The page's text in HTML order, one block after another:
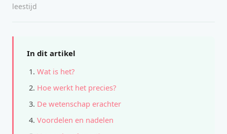
leestijd
In dit artikel
Wat is het?
Hoe werkt het precies?
De wetenschap erachter
Voordelen en nadelen